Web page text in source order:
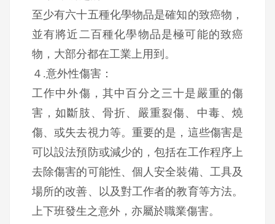
至少有六十五種化學物品是確知的致癌物，
並有將近二百種化學物品是極可能的致癌
物，大部分都在工業上用到。
４.意外性傷害：
工作中外傷，其中百分之三十是嚴重的傷
害，如斷肢、骨折、嚴重裂傷、中毒、燒
傷、或失去視力等。重要的是，這些傷害是
可以設法預防或減少的，包括在工作程序上
去除傷害的可能性、個人安全裝備、工具及
場所的改善、以及對工作者的教育等方法。
上下班發生之意外，亦屬於職業傷害。